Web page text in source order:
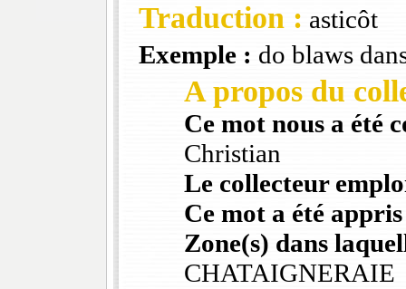
Traduction : asticôt
Exemple : do blaws
A propos du
Ce mot nous a été
Christian
Le collecteur
Ce mot a été
Zone(s) dans
CHATAIGNERAIE